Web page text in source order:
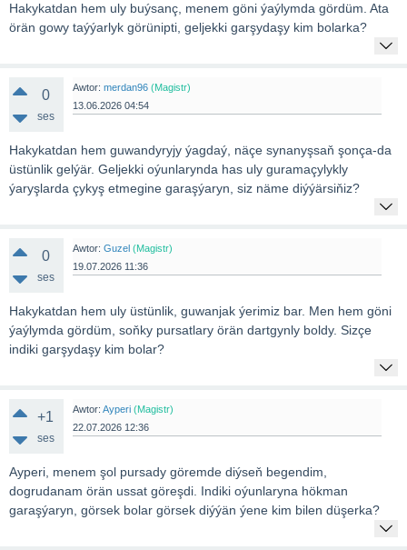
Hakykatdan hem uly buýsanç, menem göni ýaýlymda gördüm. Ata
örän gowy taýýarlyk görünipti, geljekki garşydaşy kim bolarka?
0
ses
Awtor: merdan96 (Magistr)
13.06.2026 04:54
Hakykatdan hem guwandyryjy ýagdaý, näçe synanyşsaň şonça-da
üstünlik gelýär. Geljekki oýunlarynda has uly guramaçylykly
ýaryşlarda çykyş etmegine garaşýaryn, siz näme diýýärsiňiz?
0
ses
Awtor: Guzel (Magistr)
19.07.2026 11:36
Hakykatdan hem uly üstünlik, guwanjak ýerimiz bar. Men hem göni
ýaýlymda gördüm, soňky pursatlary örän dartgynly boldy. Sizçe
indiki garşydaşy kim bolar?
+1
ses
Awtor: Ayperi (Magistr)
22.07.2026 12:36
Ayperi, menem şol pursady göremde diýseň begendim,
dogrudanam örän ussat göreşdi. Indiki oýunlaryna hökman
garaşýaryn, görsek bolar görsek diýýän ýene kim bilen düşerka?